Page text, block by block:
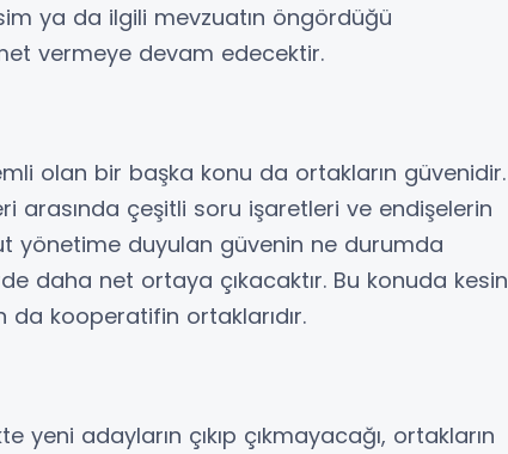
ya da ilgili mevzuatın öngördüğü
vermeye devam edecektir.
olan bir başka konu da ortakların güvenidir.
arasında çeşitli soru işaretleri ve endişelerin
yönetime duyulan güvenin ne durumda
daha net ortaya çıkacaktır. Bu konuda kesin
kooperatifin ortaklarıdır.
yeni adayların çıkıp çıkmayacağı, ortakların